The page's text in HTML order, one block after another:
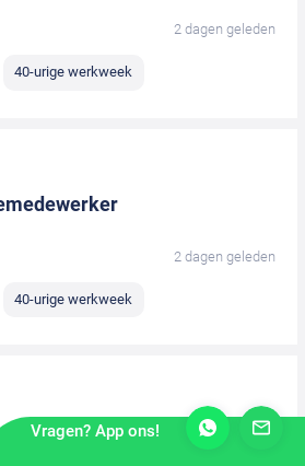
2 dagen geleden
40-urige werkweek
2 dagen geleden
40-urige werkweek
monteur
Vragen? App ons!